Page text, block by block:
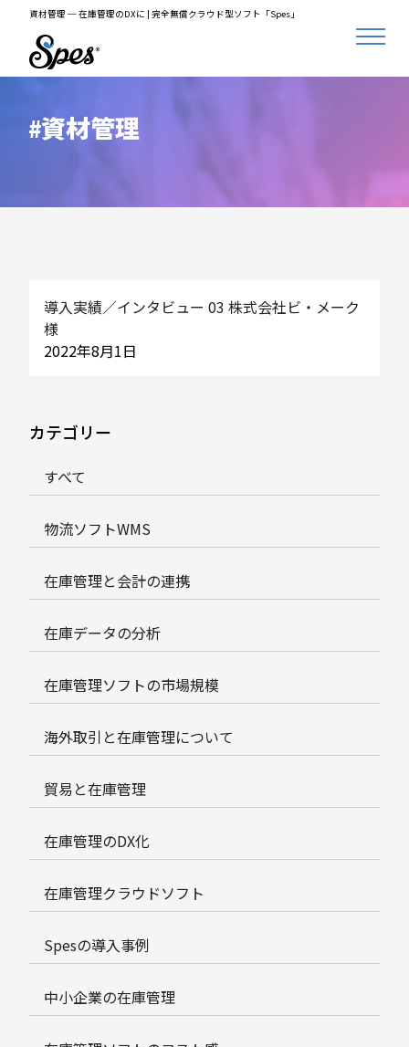
資材管理 ─ 在庫管理のDXに | 完全無償クラウド型ソフト「Spes」
資材管理
導入実績／インタビュー 03 株式会社ビ・メーク
様
2022年8月1日
カテゴリー
すべて
物流ソフトWMS
在庫管理と会計の連携
在庫データの分析
在庫管理ソフトの市場規模
海外取引と在庫管理について
貿易と在庫管理
在庫管理のDX化
在庫管理クラウドソフト
Spesの導入事例
中小企業の在庫管理